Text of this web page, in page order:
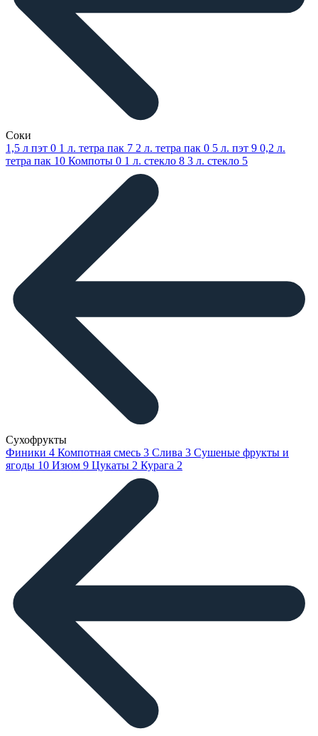
Соки
1,5 л пэт 0 1 л. тетра пак 7 2 л. тетра пак 0 5 л. пэт 9 0,2 л.
тетра пак 10 Компоты 0 1 л. стекло 8 3 л. стекло 5
Сухофрукты
Финики 4 Компотная смесь 3 Слива 3 Сушеные фрукты и
ягоды 10 Изюм 9 Цукаты 2 Курага 2